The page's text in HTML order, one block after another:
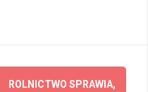
ROLNICTWO SPRAWIA,